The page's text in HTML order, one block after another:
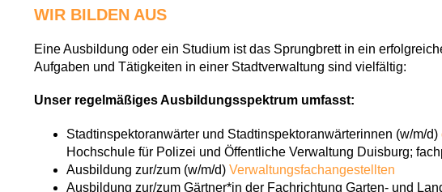
WIR BILDEN AUS
Eine Ausbildung oder ein Studium ist das Sprungbrett in ein
Aufgaben und Tätigkeiten in einer Stadtverwaltung sind vielfältig:
Unser regelmäßiges Ausbildungsspektrum umfasst:
Stadtinspektoranwärter und Stadtinspektoranwärterinnen (w/m/d)
Hochschule für Polizei und Öffentliche Verwaltung Duisburg;
Ausbildung zur/zum (w/m/d) Verwaltungsfachangestellten
Ausbildung zur/zum Gärtner*in der Fachrichtung Garten- und